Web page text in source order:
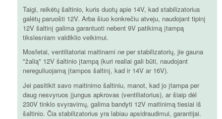
Taigi, reikėtų šaltinio, kuris duotų apie 14V, kad stabilizatorius
galėtų paruošti 12V. Arba šiuo konkrečiu atveju, naudojant tipinį
12V šaltinį galima garantuoti nebent 9V patikimą įtampą
tikslesniam valdiklio veikimui.
Mosfetai, ventiliatoriai maitinami ne per stabilizatorių, jie gauna
"žalią" 12V šaltinio įtampą (kuri realiai gali būti, naudojant
nereguliuojamą įtampos šaltinį, kad ir 14V ar 16V).
Jei pasitikit savo maitinimo šaltiniu, manot, kad jo įtampa per
daug nesvyruos įjungus apkrovas (ventiliatorius), ar šiaip dėl
230V tinklo svyravimų, galima bandyti 12V maitinimą tiesiai iš
šaltinio. Čia stabilizatorius yra labiau apsidraudimui, garantijai.